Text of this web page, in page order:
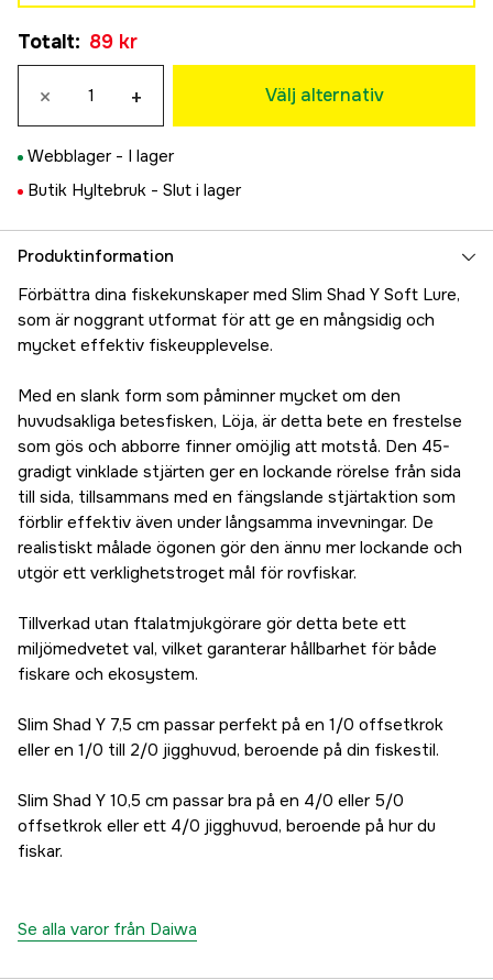
89 kr
Flash color set
89 kr
Totalt: 89 kr
× + Välj alternativ
Webblager - I lager
Butik Hyltebruk - Slut i lager
Produktinformation
Förbättra dina fiskekunskaper med Slim Shad Y Soft Lure,
som är noggrant utformat för att ge en mångsidig och
mycket effektiv fiskeupplevelse.
Med en slank form som påminner mycket om den
huvudsakliga betesfisken, Löja, är detta bete en frestelse
som gös och abborre finner omöjlig att motstå. Den 45-
gradigt vinklade stjärten ger en lockande rörelse från sida
till sida, tillsammans med en fängslande stjärtaktion som
förblir effektiv även under långsamma invevningar. De
realistiskt målade ögonen gör den ännu mer lockande och
utgör ett verklighetstroget mål för rovfiskar.
Tillverkad utan ftalatmjukgörare gör detta bete ett
miljömedvetet val, vilket garanterar hållbarhet för både
fiskare och ekosystem.
Slim Shad Y 7,5 cm passar perfekt på en 1/0 offsetkrok
eller en 1/0 till 2/0 jigghuvud, beroende på din fiskestil.
Slim Shad Y 10,5 cm passar bra på en 4/0 eller 5/0
offsetkrok eller ett 4/0 jigghuvud, beroende på hur du
fiskar.
Se alla varor från Daiwa